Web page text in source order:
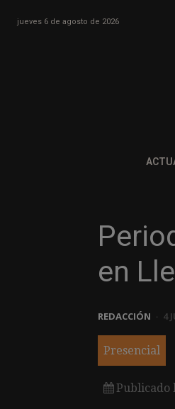
jueves 6 de agosto de 2026
en
REDACCIÓN 4
Presencial
Publicado